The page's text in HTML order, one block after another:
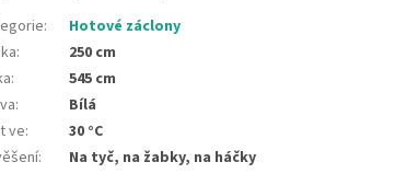
:
Hotové záclony
:
250 cm
:
545 cm
:
Bílá
ve:
30 °C
: Na tyč, na žabky, na háčky